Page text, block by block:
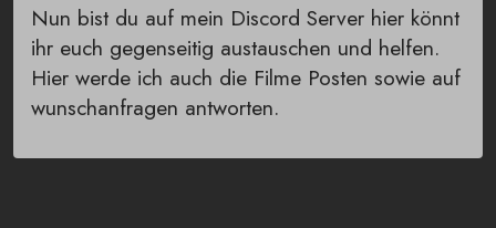
Nun bist du auf mein Discord Server hier könnt
ihr euch gegenseitig austauschen und helfen.
Hier werde ich auch die Filme Posten sowie auf
wunschanfragen antworten.